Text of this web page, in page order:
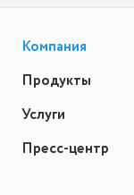
Компания
Продукты
Услуги
Пресс-центр